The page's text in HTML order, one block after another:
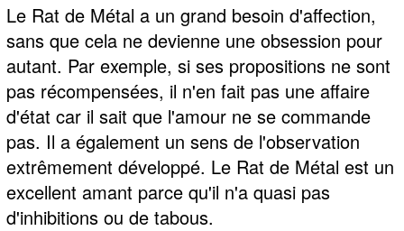
Le Rat de Métal a un grand besoin d'affection,
sans que cela ne devienne une obsession pour
autant. Par exemple, si ses propositions ne sont
pas récompensées, il n'en fait pas une affaire
d'état car il sait que l'amour ne se commande
pas. Il a également un sens de l'observation
extrêmement développé. Le Rat de Métal est un
excellent amant parce qu'il n'a quasi pas
d'inhibitions ou de tabous.